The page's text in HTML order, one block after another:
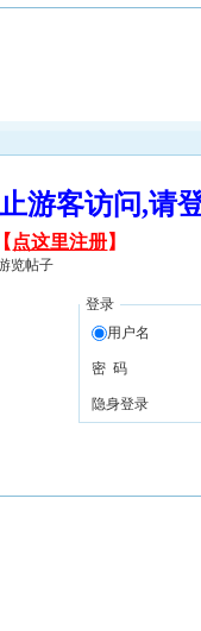
止游客访问,
【 点这里注册】
览帖子
登录
用户名
密 码
隐身登录